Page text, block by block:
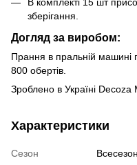
зберігання.
Догляд за виробом:
Прання в пральній машині
800 обертів.
Зроблено в Україні
Характеристики
Сезон